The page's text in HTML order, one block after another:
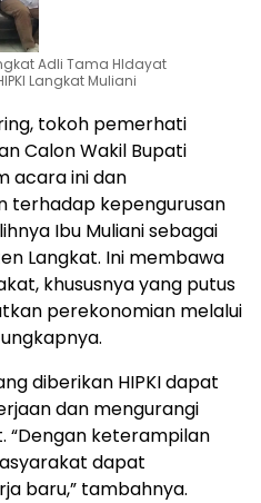
Adli Tama HIdayat
Langkat Muliani
tokoh pemerhati
Calon Wakil Bupati
acara ini dan
terhadap kepengurusan
Ibu Muliani sebagai
Langkat. Ini membawa
khususnya yang putus
perekonomian melalui
diberikan HIPKI dapat
dan mengurangi
“Dengan keterampilan
dapat
baru,” tambahnya.